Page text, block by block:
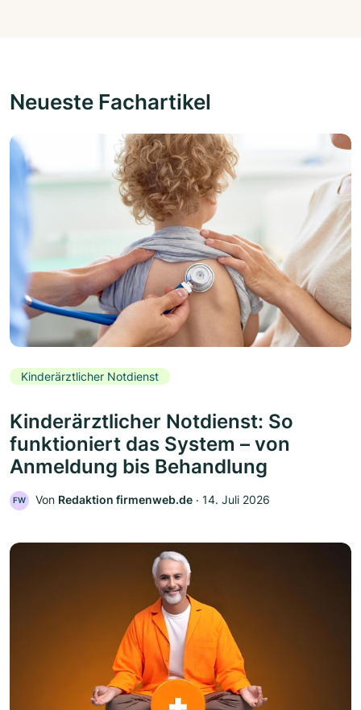
Neueste Fachartikel
Kinderärztlicher Notdienst
Kinderärztlicher Notdienst: So
funktioniert das System – von
Anmeldung bis Behandlung
FW Von Redaktion firmenweb.de ‧ 14. Juli 2026